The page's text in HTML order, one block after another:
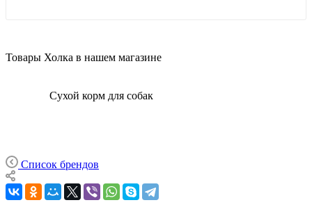
Товары Холка в нашем магазине
Сухой корм для собак
Список брендов